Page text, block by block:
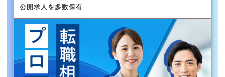
公開求人を多数保有